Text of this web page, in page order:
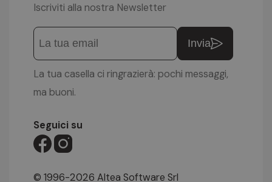
Iscriviti alla nostra Newsletter
Invia
La tua casella ci ringrazierà: pochi messaggi,
ma buoni.
Seguici su
© 1996-2026 Altea Software Srl